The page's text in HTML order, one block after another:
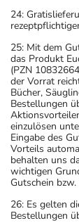
24:
25: Mit dem
das Produkt
(PZN
der Vorrat
Bücher,
Bestellungen
einzulösen
Eingabe des
Vorteils
behalten uns
wichtigen
Gutschein
26: Es gelten
Bestellungen